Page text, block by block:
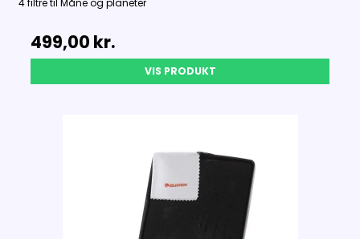
4 filtre til Måne og planeter
499,00 kr.
VIS PRODUKT